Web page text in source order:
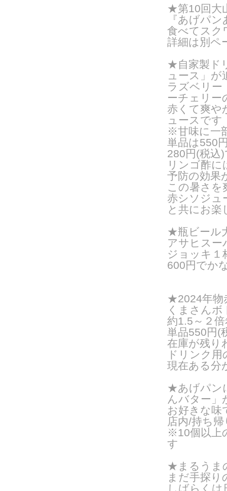
★第10回大
『あげパ
食べてスク
詳細は別ペ
★自家製ド
ュース」が
ラズベリー
ーチェリー
赤くて爽や
ュースです
※甘味に一
単品は550
280円(税込
リンゴ酢
予防の効果
この暑さを
赤シソジュ
と共にお楽
★瓶ビール
アサヒスー
ジョッキ１
600円でか
★2024年物
くまさん
約1.5～２
単品550円(
在庫が残り
ドリンク
現在ある分
★あげパン
んバター」
お好きな味
店内/持ち
※10個以上
す
★まるうま
まだ手探り
しばらくは